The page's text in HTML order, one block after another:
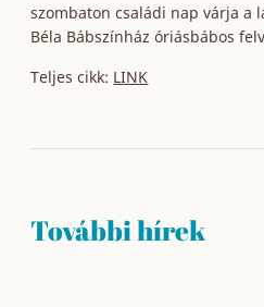
szombaton családi nap várja a
Béla Bábszínház óriásbábos
Teljes cikk: LINK
További hírek